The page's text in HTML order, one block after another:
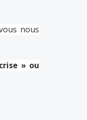
nous
» ou